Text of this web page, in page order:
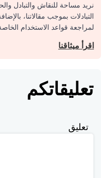
نريد مساحة للنقاش والتبادل
التبادلات بموجب مقالاتنا،
لمراجعة قواعد الاستخدام الخاصة
اقرأ ميثاقنا
تعليقاتكم
تعليق